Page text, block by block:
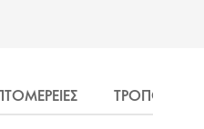
ΤΡΟΠΟΣ